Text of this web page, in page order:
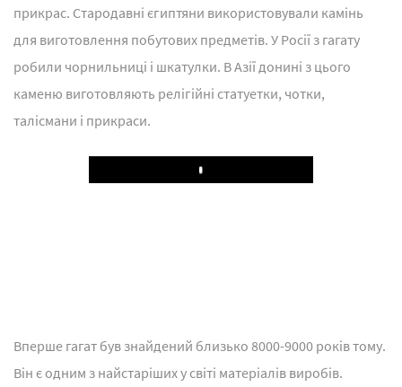
прикрас. Стародавні єгиптяни використовували камінь
для виготовлення побутових предметів. У Росії з гагату
робили чорнильниці і шкатулки. В Азії донині з цього
каменю виготовляють релігійні статуетки, чотки,
талісмани і прикраси.
Play
Вперше гагат був знайдений близько 8000-9000 років тому.
Він є одним з найстаріших у світі матеріалів виробів.